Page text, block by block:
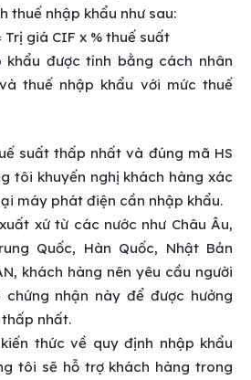
thuế nhập khẩu như sau:
Trị giá CIF x % thuế suất
khẩu được tính bằng cách nhân
thuế nhập khẩu với mức thuế
suất thấp nhất và đúng mã HS
tôi khuyến nghị khách hàng xác
máy phát điện cần nhập khẩu.
xứ từ các nước như Châu Âu,
Quốc, Hàn Quốc, Nhật Bản
khách hàng nên yêu cầu người
nhận này để được hưởng
nhất.
thức về quy định nhập khẩu
tôi sẽ hỗ trợ khách hàng trong